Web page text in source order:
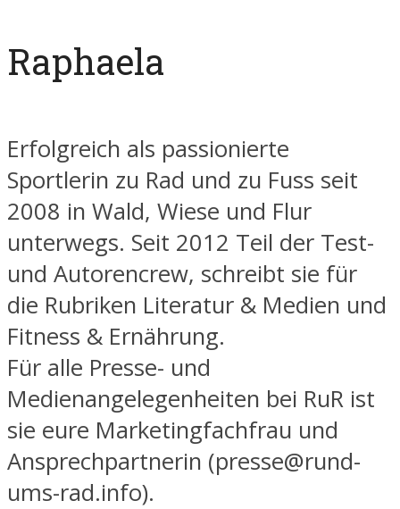
Raphaela
Erfolgreich als passionierte
Sportlerin zu Rad und zu Fuss seit
2008 in Wald, Wiese und Flur
unterwegs. Seit 2012 Teil der Test-
und Autorencrew, schreibt sie für
die Rubriken Literatur & Medien und
Fitness & Ernährung.
Für alle Presse- und
Medienangelegenheiten bei RuR ist
sie eure Marketingfachfrau und
Ansprechpartnerin (presse@rund-
ums-rad.info).